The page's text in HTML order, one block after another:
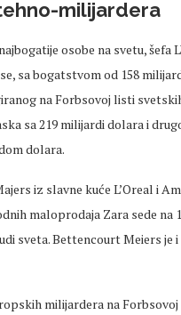
milijardera
osobe na svetu, šefa
sa bogatstvom od 158
na Forbsovoj listi
sa 219 milijardi dolara i
dolara.
iz slavne kuće L’Oreal i
maloprodaja Zara sede na
sveta. Bettencourt Meiers je
milijardera na